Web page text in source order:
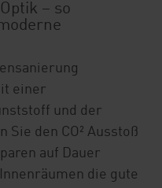
– so
einer
und der
Sie den CO² Ausstoß
auf Dauer
die gute